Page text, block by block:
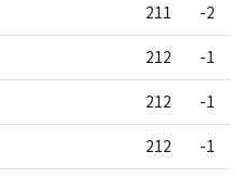
211 -2
212 -1
212 -1
212 -1